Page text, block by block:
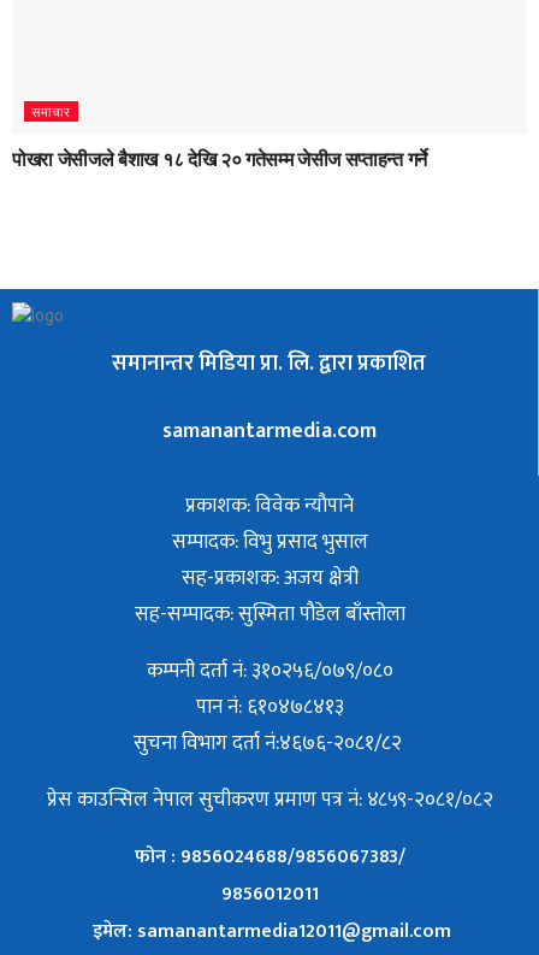
समाचार
पोखरा जेसीजले बैशाख १८ देखि २० गतेसम्म जेसीज सप्ताहन्त गर्ने
समानान्तर मिडिया प्रा. लि. द्वारा प्रकाशित
samanantarmedia.com
प्रकाशक: विवेक न्याैपाने
सम्पादक: विभु प्रसाद भुसाल
सह-प्रकाशक: अजय क्षेत्री
सह-सम्पादक: सुस्मिता पौडेल बाँस्तोला
कम्पनी दर्ता नं: ३१०२५६/०७९/०८०
पान नं: ६१०४७८४१३
सुचना विभाग दर्ता नं:४६७६-२०८१/८२
प्रेस काउन्सिल नेपाल सुचीकरण प्रमाण पत्र नं: ४८५९-२०८१/०८२
फोन : 9856024688/9856067383/
9856012011
इमेल: samanantarmedia12011@gmail.com